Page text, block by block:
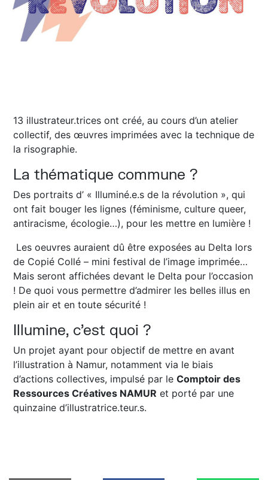
13 illustrateur.trices ont créé, au cours d’un atelier
collectif, des œuvres imprimées avec la technique de
la risographie.
La thématique commune ?
Des portraits d’ « Illuminé.e.s de la révolution », qui
ont fait bouger les lignes (féminisme, culture queer,
antiracisme, écologie…), pour les mettre en lumière !
Les oeuvres auraient dû être exposées au Delta lors
de Copié Collé – mini festival de l’image imprimée…
Mais seront affichées devant le Delta pour l’occasion
! De quoi vous permettre d’admirer les belles illus en
plein air et en toute sécurité !
Illumine, c’est quoi ?
Un projet ayant pour objectif de mettre en avant
l’illustration à Namur, notamment via le biais
d’actions collectives, impulsé par leComptoir des
Ressources Créatives NAMUR et porté par une
quinzaine d’illustratrice.teur.s.